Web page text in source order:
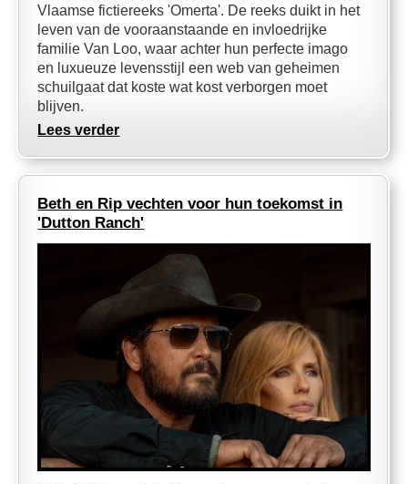
Vlaamse fictiereeks 'Omerta'. De reeks duikt in het
leven van de vooraanstaande en invloedrijke
familie Van Loo, waar achter hun perfecte imago
en luxueuze levensstijl een web van geheimen
schuilgaat dat koste wat kost verborgen moet
blijven.
Lees verder
Beth en Rip vechten voor hun toekomst in
'Dutton Ranch'